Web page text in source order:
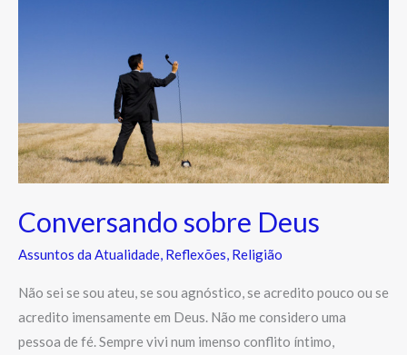
Conversando sobre Deus
Assuntos da Atualidade, Reflexões, Religião
Não sei se sou ateu, se sou agnóstico, se acredito pouco ou se
acredito imensamente em Deus. Não me considero uma
pessoa de fé. Sempre vivi num imenso conflito íntimo,